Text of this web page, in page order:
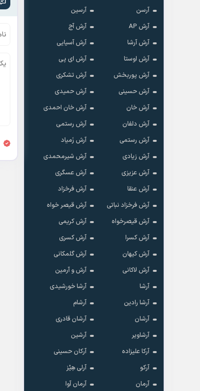
آرسن
آرسین
آرش AP
آرش آج
آرش آرشا
آرش آسیایی
آرش اوستا
آرش ای پی
آرش پوربخش
آرش تشکری
آرش حسینی
آرش حمیدی
آرش خان
آرش خان احمدی
آرش دلفان
آرش رستمى
آرش رستمی
آرش زَمیاد
آرش زیادی
آرش شیرمحمدی
آرش عزیزی
آرش عسگری
آرش عنقا
آرش فرخزاد
آرش فرخزاد نباتی
آرش قیصر خواه
آرش قیصرخواه
آرش کریمی
آرش کسرا
آرش کسری
آرش کیهان
آرش گلمکانی
آرش لاکانی
آرش و آرمین
آرشا
آرشا خورشیدی
آرشا رادین
آرشام
آرشان
آرشان قادری
آرشاویر
آرشین
آرکا علیزاده
آرکان حسینی
آرکو
آرلی هِیْز
آرمان
آرمان آوا